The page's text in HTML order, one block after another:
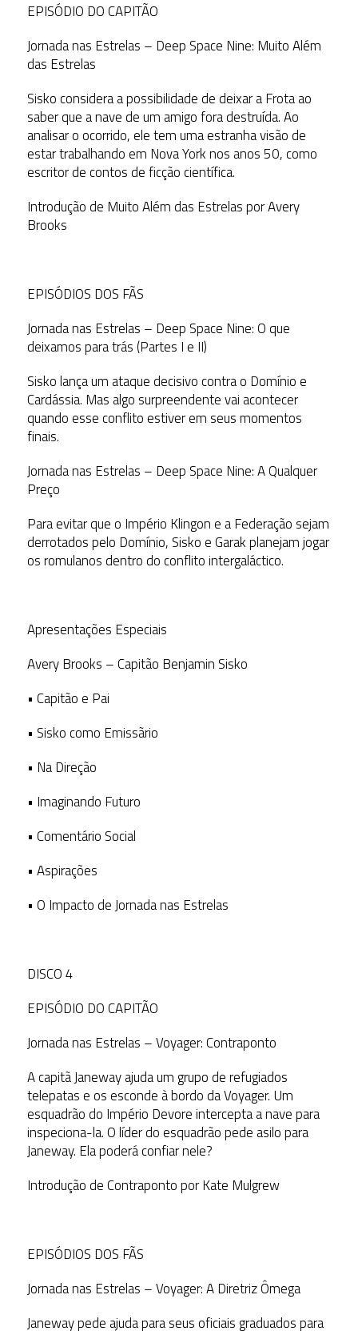
EPISÓDIO DO CAPITÃO
Jornada nas Estrelas – Deep Space Nine: Muito Além
das Estrelas
Sisko considera a possibilidade de deixar a Frota ao
saber que a nave de um amigo fora destruída. Ao
analisar o ocorrido, ele tem uma estranha visão de
estar trabalhando em Nova York nos anos 50, como
escritor de contos de ficção científica.
Introdução de Muito Além das Estrelas por Avery
Brooks
EPISÓDIOS DOS FÃS
Jornada nas Estrelas – Deep Space Nine: O que
deixamos para trás (Partes I e II)
Sisko lança um ataque decisivo contra o Domínio e
Cardássia. Mas algo surpreendente vai acontecer
quando esse conflito estiver em seus momentos
finais.
Jornada nas Estrelas – Deep Space Nine: A Qualquer
Preço
Para evitar que o Império Klingon e a Federação sejam
derrotados pelo Domínio, Sisko e Garak planejam jogar
os romulanos dentro do conflito intergaláctico.
Apresentações Especiais
Avery Brooks – Capitão Benjamin Sisko
• Capitão e Pai
• Sisko como Emissãrio
• Na Direção
• Imaginando Futuro
• Comentário Social
• Aspirações
• O Impacto de Jornada nas Estrelas
DISCO 4
EPISÓDIO DO CAPITÃO
Jornada nas Estrelas – Voyager: Contraponto
A capitã Janeway ajuda um grupo de refugiados
telepatas e os esconde à bordo da Voyager. Um
esquadrão do Império Devore intercepta a nave para
inspeciona-la. O líder do esquadrão pede asilo para
Janeway. Ela poderá confiar nele?
Introdução de Contraponto por Kate Mulgrew
EPISÓDIOS DOS FÃS
Jornada nas Estrelas – Voyager: A Diretriz Ômega
Janeway pede ajuda para seus oficiais graduados para